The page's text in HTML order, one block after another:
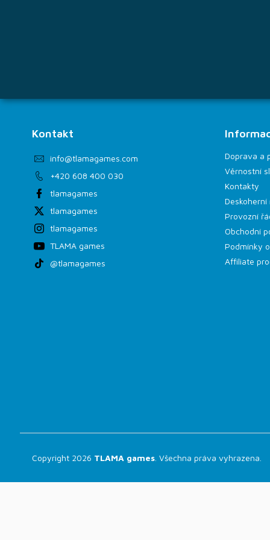
Kontakt
info@tlamagames.com
+420 608 400 030
tlamagames
tlamagames
tlamagames
TLAMA games
@tlamagames
Doprava a
Věrnostní
Kontakty
Provozní
Obchodní
Podmínky
Affiliate
Copyright 2026 TLAMA games . Všechna práva vyhrazena.